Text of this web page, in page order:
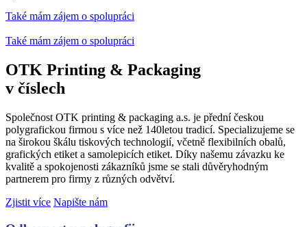
Také mám zájem o spolupráci
Také mám zájem o spolupráci
OTK Printing & Packaging
v číslech
Společnost OTK printing & packaging a.s. je přední českou
polygrafickou firmou s více než 140letou tradicí. Specializujeme se
na širokou škálu tiskových technologií, včetně flexibilních obalů,
grafických etiket a samolepicích etiket. Díky našemu závazku ke
kvalitě a spokojenosti zákazníků jsme se stali důvěryhodným
partnerem pro firmy z různých odvětví.
Zjistit více Napište nám